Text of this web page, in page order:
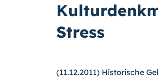
Stress
(11.12.2011) Historische